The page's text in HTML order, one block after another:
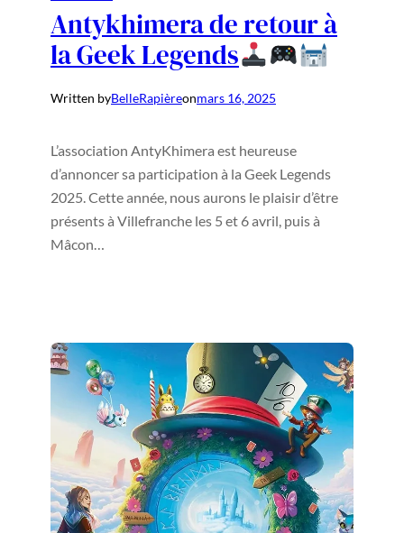
Antykhimera de retour à
la Geek Legends
Written byBelleRapièreonmars 16, 2025
L’association AntyKhimera est heureuse
d’annoncer sa participation à la Geek Legends
2025. Cette année, nous aurons le plaisir d’être
présents à Villefranche les 5 et 6 avril, puis à
Mâcon…